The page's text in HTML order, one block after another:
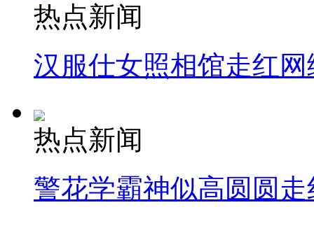
热点新闻
汉服仕女照相馆走红网
热点新闻
警花学霸神似高圆圆走